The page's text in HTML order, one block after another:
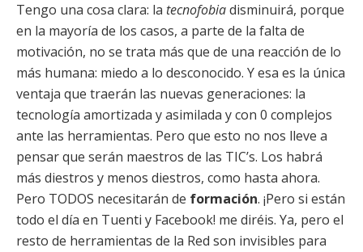
Tengo una cosa clara: la tecnofobiadisminuirá, porque
en la mayoría de los casos, a parte de la falta de
motivación, no se trata más que de una reacción de lo
más humana: miedo a lo desconocido. Y esa es la única
ventaja que traerán las nuevas generaciones: la
tecnología amortizada y asimilada y con 0 complejos
ante las herramientas. Pero que esto no nos lleve a
pensar que serán maestros de las TIC’s. Los habrá
más diestros y menos diestros, como hasta ahora.
Pero TODOS necesitarán de formación. ¡Pero si están
todo el día en Tuenti y Facebook! me diréis. Ya, pero el
resto de herramientas de la Red son invisibles para